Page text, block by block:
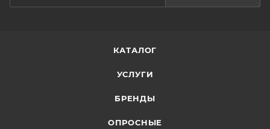
КАТАЛОГ
УСЛУГИ
БРЕНДЫ
ОПРОСНЫЕ